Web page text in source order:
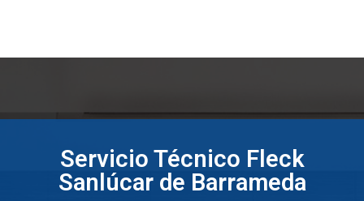
Servicio Técnico Fleck
Sanlúcar de Barrameda